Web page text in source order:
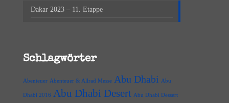
Dakar 2023 – 11. Etappe
Schlagwörter
Abenteuer Abenteuer & Allrad Messe Abu Dhabi Abu
Dhabi 2016 Abu Dhabi Desert Abu Dhabi Dessert